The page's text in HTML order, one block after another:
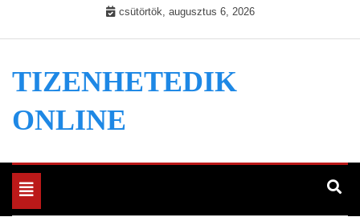
csütörtök, augusztus 6, 2026
TIZENHETEDIK
ONLINE
Toggle
navigation